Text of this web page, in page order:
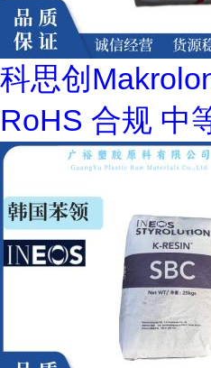
科思创
RoHS 合规 中